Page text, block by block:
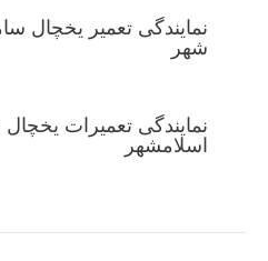
نمایندگی تعمیر یخچال
شهر
نمایندگی تعمیرات یخچال
اسلامشهر